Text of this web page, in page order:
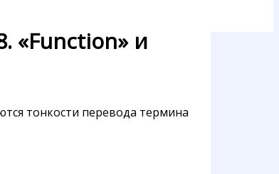
«Function» и
тонкости перевода термина